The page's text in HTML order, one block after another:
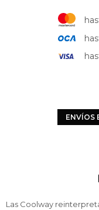
ENVÍOS
Las Coolway